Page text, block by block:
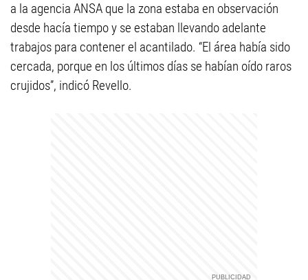
a la agencia ANSA que la zona estaba en observación
desde hacía tiempo y se estaban llevando adelante
trabajos para contener el acantilado. “El área había sido
cercada, porque en los últimos días se habían oído raros
crujidos”, indicó Revello.